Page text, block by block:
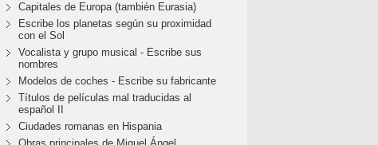
Capitales de Europa (también Eurasia)
Escribe los planetas según su proximidad
con el Sol
Vocalista y grupo musical - Escribe sus
nombres
Modelos de coches - Escribe su fabricante
Títulos de películas mal traducidas al
español II
Ciudades romanas en Hispania